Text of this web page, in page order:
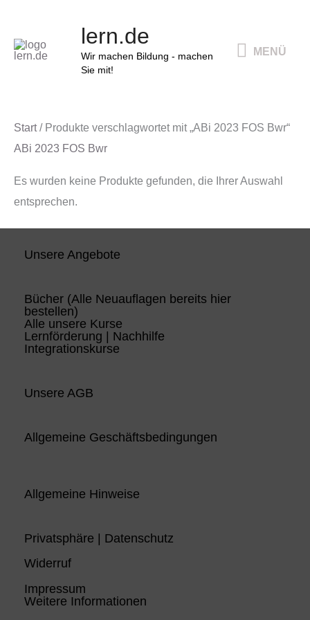
springen
lern.de
Wir machen Bildung - machen
Sie mit!
MENÜ
Start/ Produkte verschlagwortet mit „ABi 2023 FOS Bwr“
ABi 2023 FOS Bwr
Es wurden keine Produkte gefunden, die Ihrer Auswahl
entsprechen.
Unsere Angebote
Bücher (Alle Neuauflagen bereits hier
bestellen)
Alle unsere Kurse
Lernförderung | Nachhilfe
Integrationskurse
Unsere AGB
Allgemeine Geschäftsbedingungen
Allgemeine Hinweise
Privatsphäre | Datenschutz
Widerruf
Impressum
Weitere Informationen